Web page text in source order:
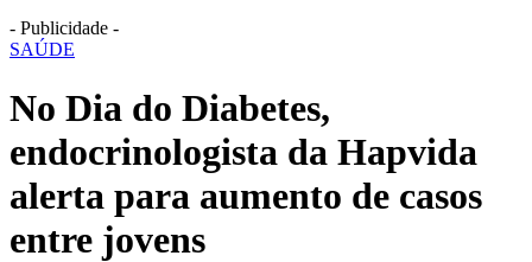
- Publicidade -
SAÚDE
No Dia do Diabetes,
endocrinologista da Hapvida
alerta para aumento de casos
entre jovens